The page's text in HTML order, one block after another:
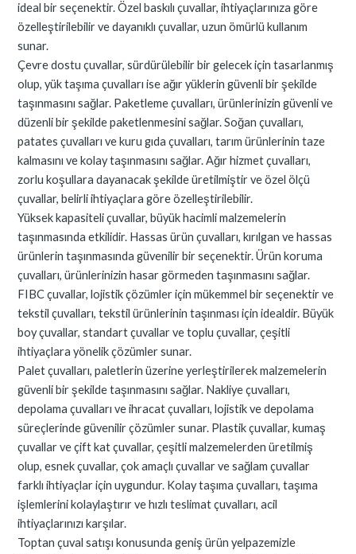
ideal bir seçenektir. Özel baskılı çuvallar, ihtiyaçlarınıza göre
özelleştirilebilir ve dayanıklı çuvallar, uzun ömürlü kullanım
sunar.
Çevre dostu çuvallar, sürdürülebilir bir gelecek için tasarlanmış
olup, yük taşıma çuvalları ise ağır yüklerin güvenli bir şekilde
taşınmasını sağlar. Paketleme çuvalları, ürünlerinizin güvenli ve
düzenli bir şekilde paketlenmesini sağlar. Soğan çuvalları,
patates çuvalları ve kuru gıda çuvalları, tarım ürünlerinin taze
kalmasını ve kolay taşınmasını sağlar. Ağır hizmet çuvalları,
zorlu koşullara dayanacak şekilde üretilmiştir ve özel ölçü
çuvallar, belirli ihtiyaçlara göre özelleştirilebilir.
Yüksek kapasiteli çuvallar, büyük hacimli malzemelerin
taşınmasında etkilidir. Hassas ürün çuvalları, kırılgan ve hassas
ürünlerin taşınmasında güvenilir bir seçenektir. Ürün koruma
çuvalları, ürünlerinizin hasar görmeden taşınmasını sağlar.
FIBC çuvallar, lojistik çözümler için mükemmel bir seçenektir ve
tekstil çuvalları, tekstil ürünlerinin taşınması için idealdir. Büyük
boy çuvallar, standart çuvallar ve toplu çuvallar, çeşitli
ihtiyaçlara yönelik çözümler sunar.
Palet çuvalları, paletlerin üzerine yerleştirilerek malzemelerin
güvenli bir şekilde taşınmasını sağlar. Nakliye çuvalları,
depolama çuvalları ve ihracat çuvalları, lojistik ve depolama
süreçlerinde güvenilir çözümler sunar. Plastik çuvallar, kumaş
çuvallar ve çift kat çuvallar, çeşitli malzemelerden üretilmiş
olup, esnek çuvallar, çok amaçlı çuvallar ve sağlam çuvallar
farklı ihtiyaçlar için uygundur. Kolay taşıma çuvalları, taşıma
işlemlerini kolaylaştırır ve hızlı teslimat çuvalları, acil
ihtiyaçlarınızı karşılar.
Toptan çuval satışı konusunda geniş ürün yelpazemizle